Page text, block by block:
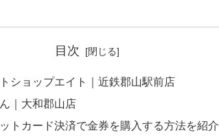
目次
ショップエイト｜近鉄郡山駅前店
｜大和郡山店
トカード決済で金券を購入する方法を紹介